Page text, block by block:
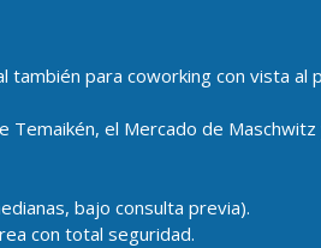
también para coworking con vista al
Temaikén, el Mercado de Maschwitz
bajo consulta previa).
con total seguridad.